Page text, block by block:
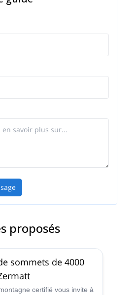
proposés
sommets de 4000
certifié vous invite à